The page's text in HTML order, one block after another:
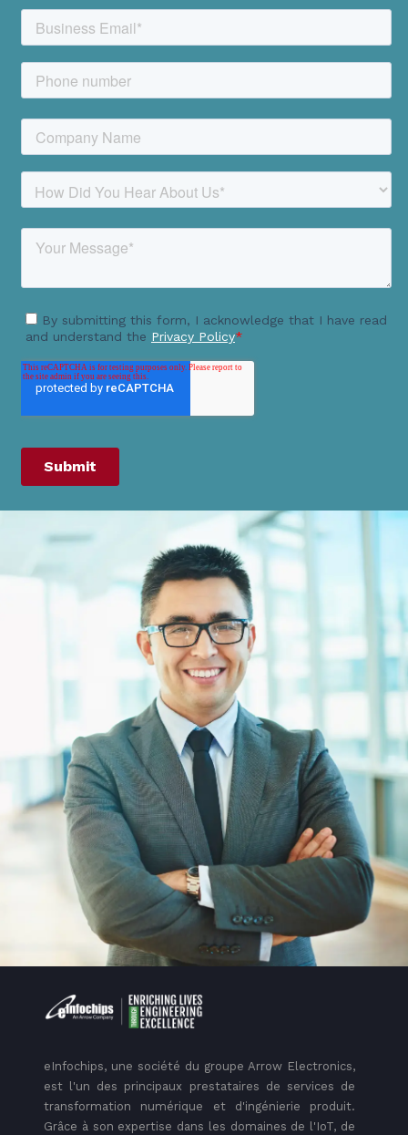
eInfochips, une société du groupe Arrow Electronics,
est l'un des principaux prestataires de services de
transformation numérique et d'ingénierie produit.
Grâce à son expertise dans les domaines de l'IoT, de